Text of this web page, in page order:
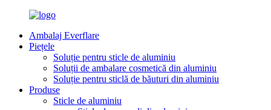
Ambalaj Everflare
Piețele
Soluție pentru sticle de aluminiu
Soluții de ambalare cosmetică din aluminiu
Soluție pentru sticlă de băuturi din aluminiu
Produse
Sticle de aluminiu